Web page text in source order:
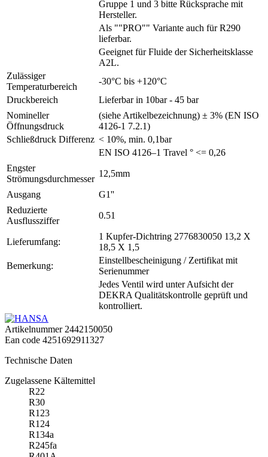
Gruppe 1 und 3 bitte Rücksprache mit
Hersteller.
Als ""PRO"" Variante auch für R290
lieferbar.
Geeignet für Fluide der Sicherheitsklasse
A2L.
Zulässiger
Temperaturbereich
-30°C bis +120°C
Druckbereich
Lieferbar in 10bar - 45 bar
Nomineller
Öffnungsdruck
(siehe Artikelbezeichnung) ± 3% (EN ISO
4126-1 7.2.1)
Schließdruck Differenz < 10%, min. 0,1bar
EN ISO 4126–1 Travel ° <= 0,26
Engster
Strömungsdurchmesser
12,5mm
Ausgang
G1''
Reduzierte
Ausflussziffer
0.51
Lieferumfang:
1 Kupfer-Dichtring 2776830050 13,2 X
18,5 X 1,5
Bemerkung:
Einstellbescheinigung / Zertifikat mit
Serienummer
Jedes Ventil wird unter Aufsicht der
DEKRA Qualitätskontrolle geprüft und
kontrolliert.
Artikelnummer 2442150050
Ean code 4251692911327
Technische Daten
Zugelassene Kältemittel
R22
R30
R123
R124
R134a
R245fa